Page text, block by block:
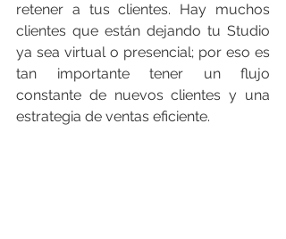
retener a tus clientes. Hay muchos
clientes que están dejando tu Studio
ya sea virtual o presencial; por eso es
tan importante tener un flujo
constante de nuevos clientes y una
estrategia de ventas eficiente.